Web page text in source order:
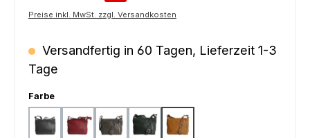
Preise inkl. MwSt. zzgl. Versandkosten
Versandfertig in 60 Tagen, Lieferzeit 1-3
Tage
Farbeauswählen
black bordeaux
grey petrolyellow